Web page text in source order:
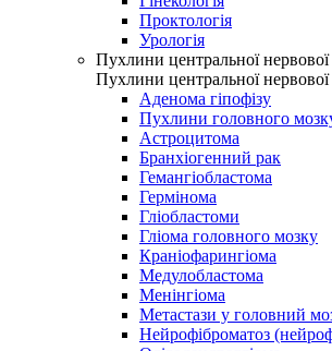
Проктологія
Урологія
Пухлини центральної
Пухлини центральної
Аденома гіпофізу
Пухлини головного
Астроцитома
Бранхіогенний рак
Гемангіобластома
Гермінома
Гліобластоми
Гліома головного мозку
Краніофарингіома
Медулобластома
Менінгіома
Метастази у головний
Нейрофіброматоз